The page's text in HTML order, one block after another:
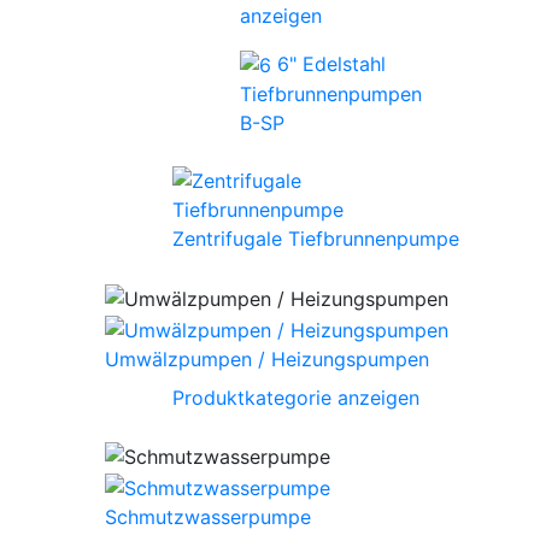
anzeigen
6" Edelstahl
Tiefbrunnenpumpen
B-SP
Zentrifugale Tiefbrunnenpumpe
Umwälzpumpen / Heizungspumpen
Produktkategorie anzeigen
Schmutzwasserpumpe